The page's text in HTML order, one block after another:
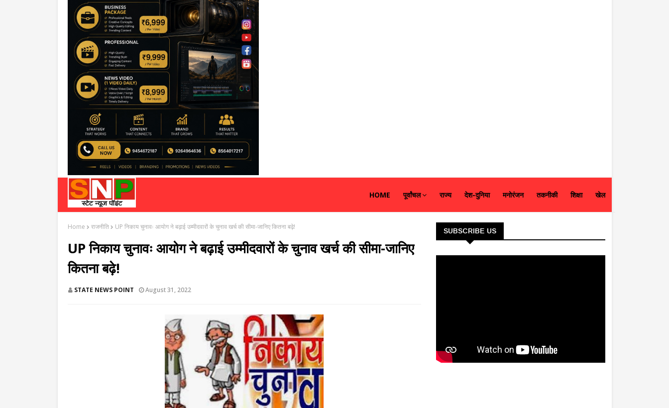
HOME पूर्वांचल राज्य देश-दुनिया मनोरंजन तकनीकी शिक्षा खेल
Home राजनीति UP निकाय चुनावः आयोग ने बढ़ाई उम्मीदवारों के चुनाव खर्च की सीमा-जानिए कितना बढ़े!
UP निकाय चुनावः आयोग ने बढ़ाई उम्मीदवारों के चुनाव खर्च की सीमा-जानिए
कितना बढ़े!
STATE NEWS POINT August 31, 2022
SUBSCRIBE US